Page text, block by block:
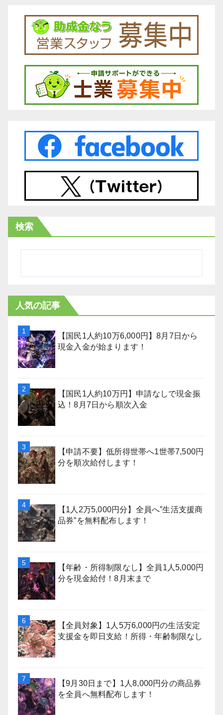
検索
人気の記事
【国民1人約10万6,000円】8月7日から
現金入金が始まります！
【国民1人約10万円】申請なしで現金振
込！8月7日から順次入金
【申請不要】低所得世帯へ1世帯7,500円
分を順次給付します！
【1人2万5,000円分】全員へ”生活支援商
品券”を無料配布します！
【年齢・所得制限なし】全員1人5,000円
分を現金給付！8月末まで
【全員対象】1人5万6,000円の生活安定
支援金を即日支給！所得・年齢制限なし
【9月30日まで】1人8,000円分の商品券
を全員へ無料配布します！